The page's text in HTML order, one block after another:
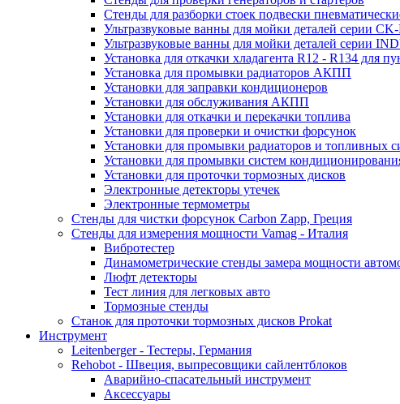
Стенды для разборки стоек подвески
Ультразвуковые ванны для мойки деталей серии
Ультразвуковые ванны для мойки деталей серии
Установка для откачки хладагента R12 - R134 для
Установка для промывки радиаторов АКПП
Установки для заправки кондиционеров
Установки для обслуживания АКПП
Установки для откачки и перекачки топлива
Установки для проверки и очистки форсунок
Установки для промывки радиаторов и топливных
Установки для промывки систем
Установки для проточки тормозных дисков
Электронные детекторы утечек
Электронные термометры
Стенды для чистки форсунок Carbon Zapp, Греция
Стенды для измерения мощности Vamag - Италия
Вибротестер
Динамометрические стенды замера мощности
Люфт детекторы
Тест линия для легковых авто
Тормозные стенды
Станок для проточки тормозных дисков Prokat
Инструмент
Leitenberger - Тестеры, Германия
Rehobot - Швеция, выпресовщики сайлентблоков
Аварийно-спасательный инструмент
Аксессуары